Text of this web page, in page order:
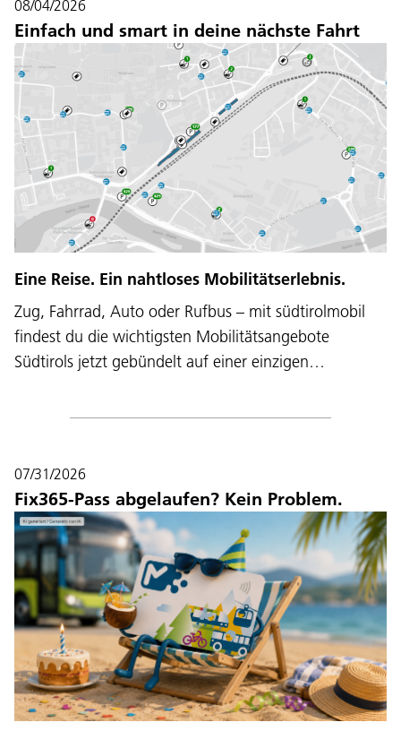
08/04/2026
Einfach und smart in deine nächste Fahrt
Eine Reise. Ein nahtloses Mobilitätserlebnis.
Zug, Fahrrad, Auto oder Rufbus – mit südtirolmobil
findest du die wichtigsten Mobilitätsangebote
Südtirols jetzt gebündelt auf einer einzigen…
07/31/2026
Fix365-Pass abgelaufen? Kein Problem.